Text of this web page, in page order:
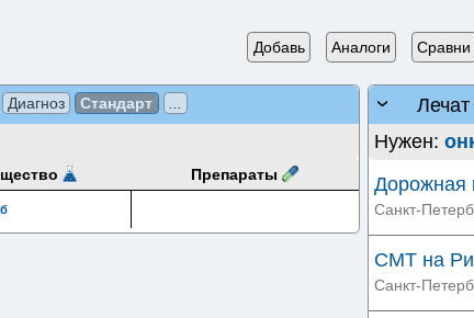
Добавь Аналоги Сравни
Диагноз Стандарт
Препараты
Нужен:
Дорожная
Санкт-
СМТ на
Санкт-